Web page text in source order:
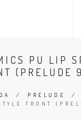
PU LIP
(PRELUDE
/ PRELUDE
FRONT